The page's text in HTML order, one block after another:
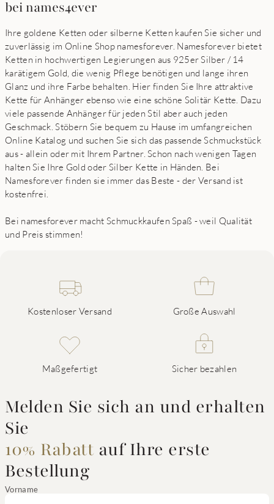
bei names4ever
Ihre goldene Ketten oder silberne Ketten kaufen Sie sicher und
zuverlässig im Online Shop namesforever. Namesforever bietet
Ketten in hochwertigen Legierungen aus 925er Silber / 14
karätigem Gold, die wenig Pflege benötigen und lange ihren
Glanz und ihre Farbe behalten. Hier finden Sie Ihre attraktive
Kette für Anhänger ebenso wie eine schöne Solitär Kette. Dazu
viele passende Anhänger für jeden Stil aber auch jeden
Geschmack. Stöbern Sie bequem zu Hause im umfangreichen
Online Katalog und suchen Sie sich das passende Schmuckstück
aus - allein oder mit Ihrem Partner. Schon nach wenigen Tagen
halten Sie Ihre Gold oder Silber Kette in Händen. Bei
Namesforever finden sie immer das Beste - der Versand ist
kostenfrei.
Bei namesforever macht Schmuckkaufen Spaß - weil Qualität
und Preis stimmen!
Kostenloser Versand Große Auswahl
Maßgefertigt Sicher bezahlen
Melden Sie sich an und erhalten
Sie
10% Rabatt auf Ihre erste
Bestellung
Vorname